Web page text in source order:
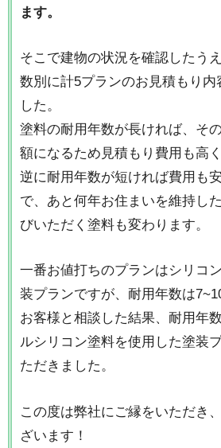
ます。
そこで建物の状況を確認したう
数別に計5プランのお見積もり内
した。
塗料の耐用年数が長ければ、そ
額になるため見積もり費用も高く
逆に耐用年数が短ければ費用も
で、あと何年お住まいを維持し
びいただく塗料も変わります。
一番お値打ちのプランはシリコ
装プランですが、耐用年数は
お客様と相談した結果、耐用年
ルシリコン塗料を使用した塗装
ただきました。
この度は弊社にご縁をいただき
ざいます！